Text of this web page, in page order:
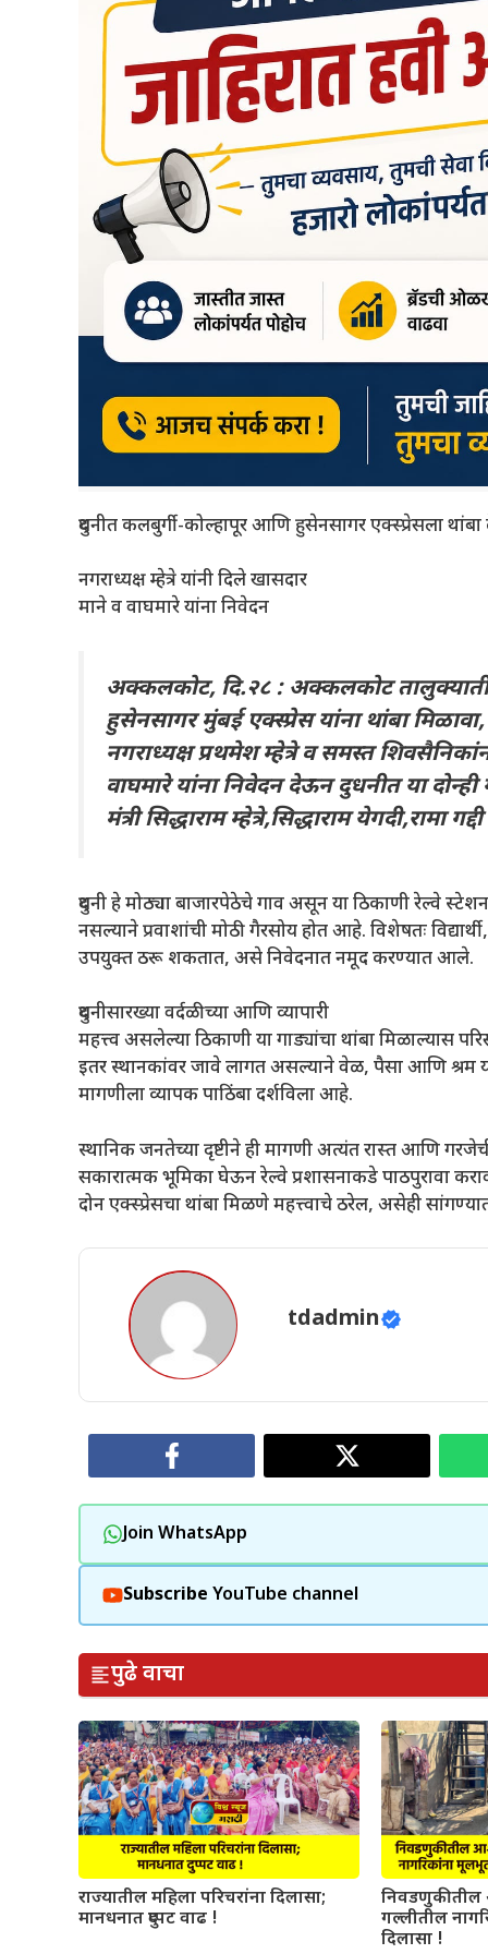
दुधनीत कलबुर्गी-कोल्हापूर आणि हुसेनसागर एक्स्प्रेसला थांबा
नगराध्यक्ष म्हेत्रे यांनी दिले खासदार
माने व वाघमारे यांना निवेदन
अक्कलकोट, दि.२८ : अक्कलकोट
हुसेनसागर मुंबई एक्स्प्रेस यांना थांबा
नगराध्यक्ष प्रथमेश म्हेत्रे व समस्त
वाघमारे यांना निवेदन देऊन दुधनीत या
मंत्री सिद्धाराम म्हेत्रे,सिद्धाराम येगदी,रामा
दुधनी हे मोठ्या बाजारपेठेचे गाव असून या ठिकाणी रेल्वे
नसल्याने प्रवाशांची मोठी गैरसोय होत आहे. विशेषतः
उपयुक्त ठरू शकतात, असे निवेदनात नमूद करण्यात आले.
दुधनीसारख्या वर्दळीच्या आणि व्यापारी
महत्त्व असलेल्या ठिकाणी या गाड्यांचा थांबा मिळाल्यास
इतर स्थानकांवर जावे लागत असल्याने वेळ, पैसा आणि श्रम
मागणीला व्यापक पाठिंबा दर्शविला आहे.
स्थानिक जनतेच्या दृष्टीने ही मागणी अत्यंत रास्त आणि
सकारात्मक भूमिका घेऊन रेल्वे प्रशासनाकडे पाठपुरावा
दोन एक्स्प्रेसचा थांबा मिळणे महत्त्वाचे ठरेल, असेही
tdadmin
Join WhatsApp
Subscribe YouTube channel
पुढे वाचा
राज्यातील महिला परिचरांना दिलासा;
मानधनात दुप्पट वाढ !
निवडणुकीतील
गल्लीतील
दिलासा !